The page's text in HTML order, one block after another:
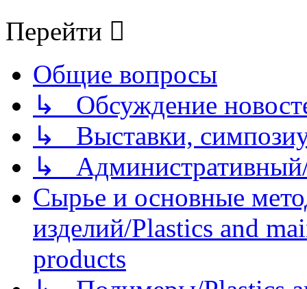
Перейти
Общие вопросы
↳ Обсуждение
↳ Выставки,
↳
Сырье и основные
изделий/Plastics and
products